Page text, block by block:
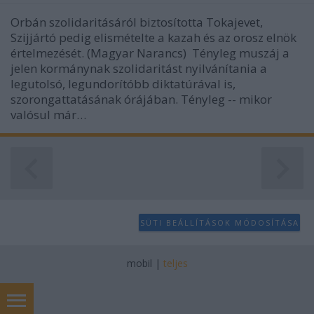
Orbán szolidaritásáról biztosította Tokajevet,
Szijjártó pedig elismételte a kazah és az orosz elnök
értelmezését. (Magyar Narancs) Tényleg muszáj a
jelen kormánynak szolidaritást nyilvánítania a
legutolsó, legundorítóbb diktatúrával is,
szorongattatásának órájában. Tényleg -- mikor
valósul már…
SÜTI BEÁLLÍTÁSOK MÓDOSÍTÁSA
mobil | teljes